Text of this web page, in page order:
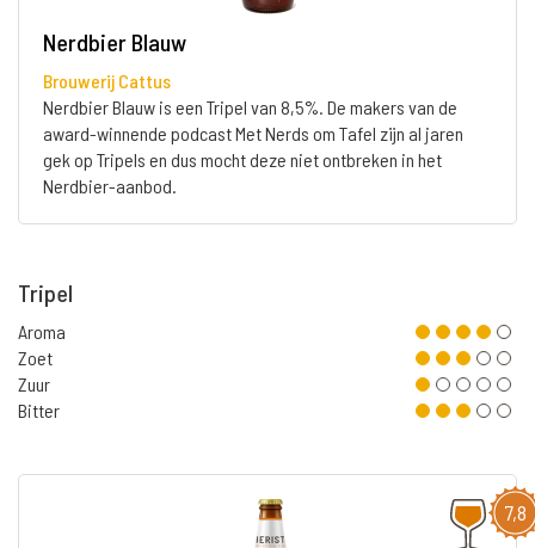
Nerdbier Blauw
Brouwerij Cattus
Nerdbier Blauw is een Tripel van 8,5%. De makers van de
award-winnende podcast Met Nerds om Tafel zijn al jaren
gek op Tripels en dus mocht deze niet ontbreken in het
Nerdbier-aanbod.
Tripel
Aroma
Zoet
Zuur
Bitter
7,8